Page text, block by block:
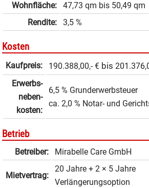
Wohnfläche: 47,73 qm bis 50,49 qm
Rendite:
3,5 %
Kosten
Kaufpreis: 190.388,00,- € bis
Erwerbs­
neben­
kosten:
6,5 % Grunderwerbsteuer
ca. 2,0 % Notar- und
Betrieb
Betreiber: Mirabelle Care GmbH
Mietvertrag:
20 Jahre + 2 × 5 Jahre
Verlängerungsoption